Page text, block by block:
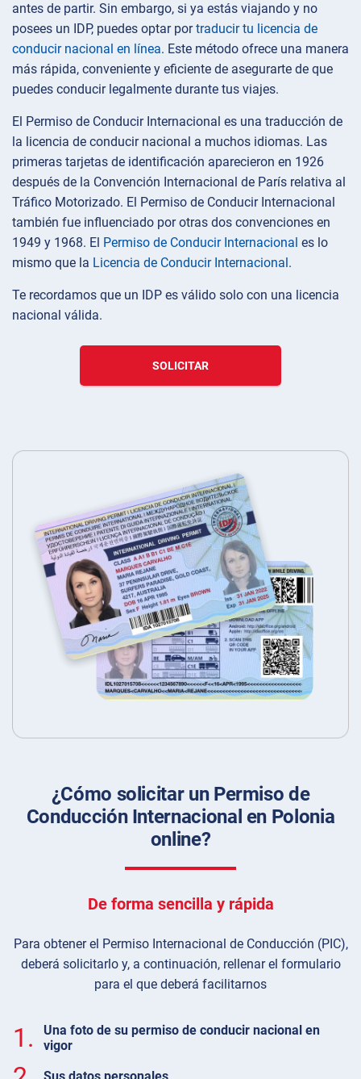
antes de partir. Sin embargo, si ya estás viajando y no
posees un IDP, puedes optar portraducir tu licencia de
conducir nacional en línea. Este método ofrece una manera
más rápida, conveniente y eficiente de asegurarte de que
puedes conducir legalmente durante tus viajes.
El Permiso de Conducir Internacional es una traducción de
la licencia de conducir nacional a muchos idiomas. Las
primeras tarjetas de identificación aparecieron en 1926
después de la Convención Internacional de París relativa al
Tráfico Motorizado. El Permiso de Conducir Internacional
también fue influenciado por otras dos convenciones en
1949 y 1968. El Permiso de Conducir Internacional es lo
mismo que la Licencia de Conducir Internacional .
Te recordamos que un IDP es válido solo con una licencia
nacional válida.
SOLICITAR
¿Cómo solicitar un Permiso de
Conducción Internacional en Polonia
online?
De forma sencilla y rápida
Para obtener el Permiso Internacional de Conducción (PIC),
deberá solicitarlo y, a continuación, rellenar el formulario
para el que deberá facilitarnos
1.
Una foto de su permiso de conducir nacional en
vigor